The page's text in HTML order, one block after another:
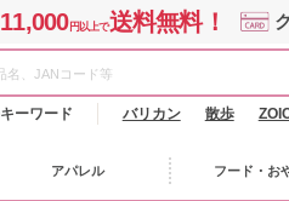
11,000円以上で送料無料！
ーワード バリカン 散歩
アパレル フード・お